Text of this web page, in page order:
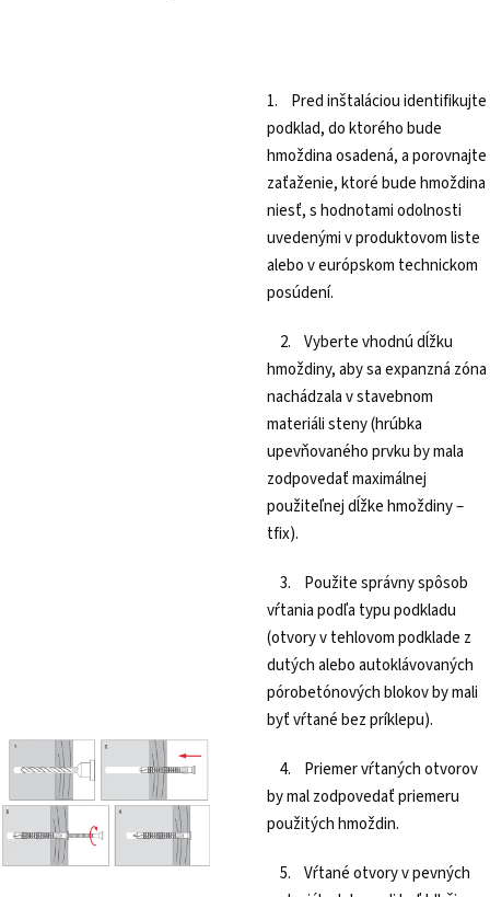
1. Pred inštaláciou identifikujte
podklad, do ktorého bude
hmoždina osadená, a porovnajte
zaťaženie, ktoré bude hmoždina
niesť, s hodnotami odolnosti
uvedenými v produktovom liste
alebo v európskom technickom
posúdení.
2. Vyberte vhodnú dĺžku
hmoždiny, aby sa expanzná zóna
nachádzala v stavebnom
materiáli steny (hrúbka
upevňovaného prvku by mala
zodpovedať maximálnej
použiteľnej dĺžke hmoždiny –
tfix).
3. Použite správny spôsob
vŕtania podľa typu podkladu
(otvory v tehlovom podklade z
dutých alebo autoklávovaných
pórobetónových blokov by mali
byť vŕtané bez príklepu).
4. Priemer vŕtaných otvorov
by mal zodpovedať priemeru
použitých hmoždin.
5. Vŕtané otvory v pevných